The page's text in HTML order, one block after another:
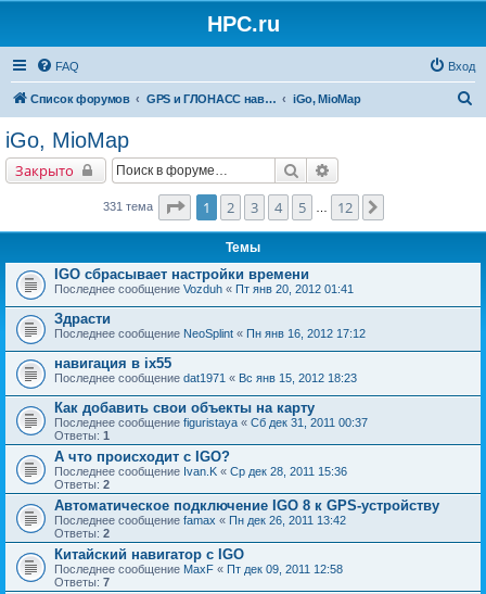
HPC.ru
FAQ Вход
Список форумов GPS и ГЛОНАСС навигация и оборудование для навигации iGo, MioMap
iGo, MioMap
Закрыто Поиск
331 тема Страница1 из
1 2 3 4 5 12
Темы
IGO сбрасывает настройки времени
Последнее сообщение Vozduh « Пт янв 20, 2012 01:41
Здрасти
Последнее сообщение NeoSplint « Пн янв 16, 2012 17:12
навигация в ix55
Последнее сообщение dat1971 « Вс янв 15, 2012 18:23
Как добавить свои объекты на карту
Последнее сообщение figuristaya « Сб дек 31, 2011 00:37
Ответы: 1
А что происходит с IGO?
Последнее сообщение Ivan.K « Ср дек 28, 2011 15:36
Ответы: 2
Автоматическое подключение IGO 8 к GPS-устройству
Последнее сообщение famax « Пн дек 26, 2011 13:42
Ответы: 2
Китайский навигатор с IGO
Последнее сообщение MaxF « Пт дек 09, 2011 12:58
Ответы: 7